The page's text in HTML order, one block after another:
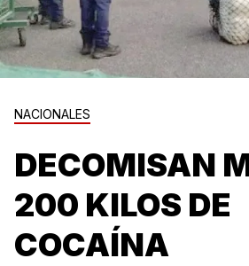
NACIONALES
DECOMISAN
200 KILOS DE
COCAÍNA